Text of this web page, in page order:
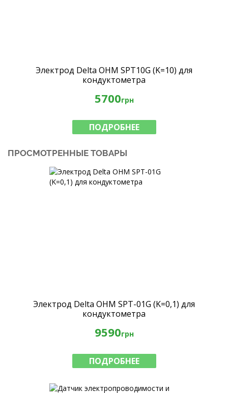
Электрод Delta OHM SPT10G (K=10) для
кондуктометра
5700грн
ПОДРОБНЕЕ
ПРОСМОТРЕННЫЕ ТОВАРЫ
Электрод Delta OHM SPT-01G (K=0,1) для
кондуктометра
9590грн
ПОДРОБНЕЕ